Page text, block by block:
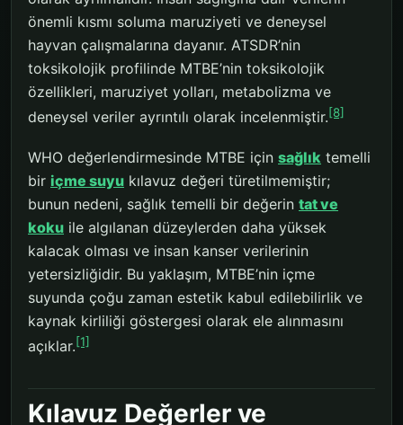
önemli kısmı soluma maruziyeti ve deneysel
hayvan çalışmalarına dayanır. ATSDR’nin
toksikolojik profilinde MTBE’nin toksikolojik
özellikleri, maruziyet yolları, metabolizma ve
deneysel veriler ayrıntılı olarak incelenmiştir.[8]
WHO değerlendirmesinde MTBE için sağlık temelli
bir içme suyu kılavuz değeri türetilmemiştir;
bunun nedeni, sağlık temelli bir değerin tat ve
koku ile algılanan düzeylerden daha yüksek
kalacak olması ve insan kanser verilerinin
yetersizliğidir. Bu yaklaşım, MTBE’nin içme
suyunda çoğu zaman estetik kabul edilebilirlik ve
kaynak kirliliği göstergesi olarak ele alınmasını
açıklar.[1]
Kılavuz Değerler ve